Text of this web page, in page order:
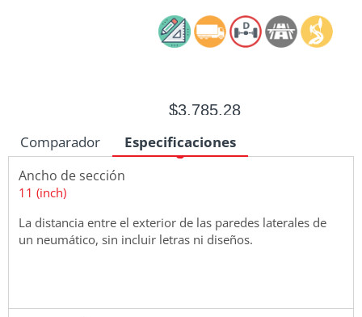
$3,785.28
Comparador Especificaciones
Ancho de sección
11 (inch)
La distancia entre el exterior de las paredes laterales de
un neumático, sin incluir letras ni diseños.